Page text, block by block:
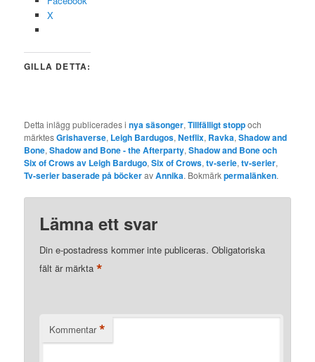
X
GILLA DETTA:
Detta inlägg publicerades inya säsonger,Tillfälligt stoppoch
märktesGrishaverse, Leigh Bardugos,Netflix, Ravka,Shadow and
Bone,Shadow and Bone - the Afterparty,Shadow and Bone och
Six of Crows av Leigh Bardugo,Six of Crows,tv-serie,tv-serier,
Tv-serier baserade på böckeravAnnika. Bokmärkpermalänken.
Lämna ett svar
Din e-postadress kommer inte publiceras. Obligatoriska
fält är märkta*
Kommentar *